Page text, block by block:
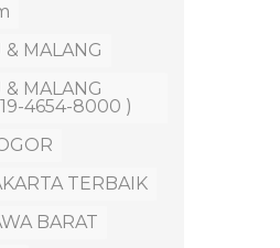
MALANG
MALANG
4654-8000 )
TERBAIK
BARAT